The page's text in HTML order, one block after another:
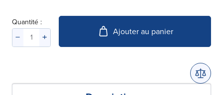
Quantité :
Ajouter au panier